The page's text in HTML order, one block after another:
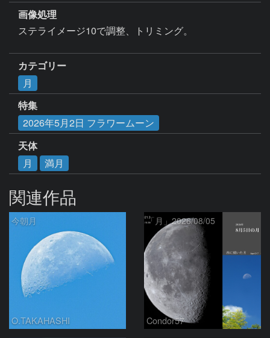
画像処理
ステライメージ10で調整、トリミング。
カテゴリー
月
特集
2026年5月2日 フラワームーン
天体
月
満月
関連作品
今朝月
O.TAKAHASHI
「月」2026/08/05
Condor57